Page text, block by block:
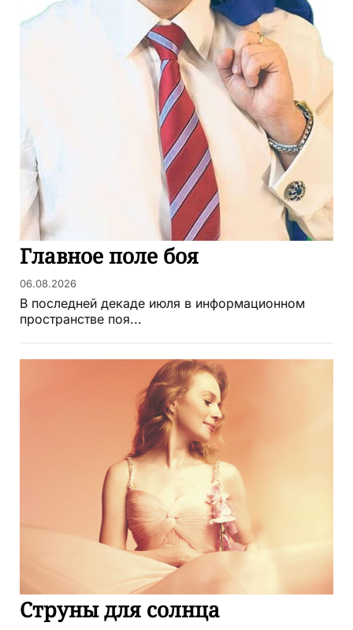
Главное поле боя
06.08.2026
В последней декаде июля в информационном
пространстве поя...
Струны для солнца